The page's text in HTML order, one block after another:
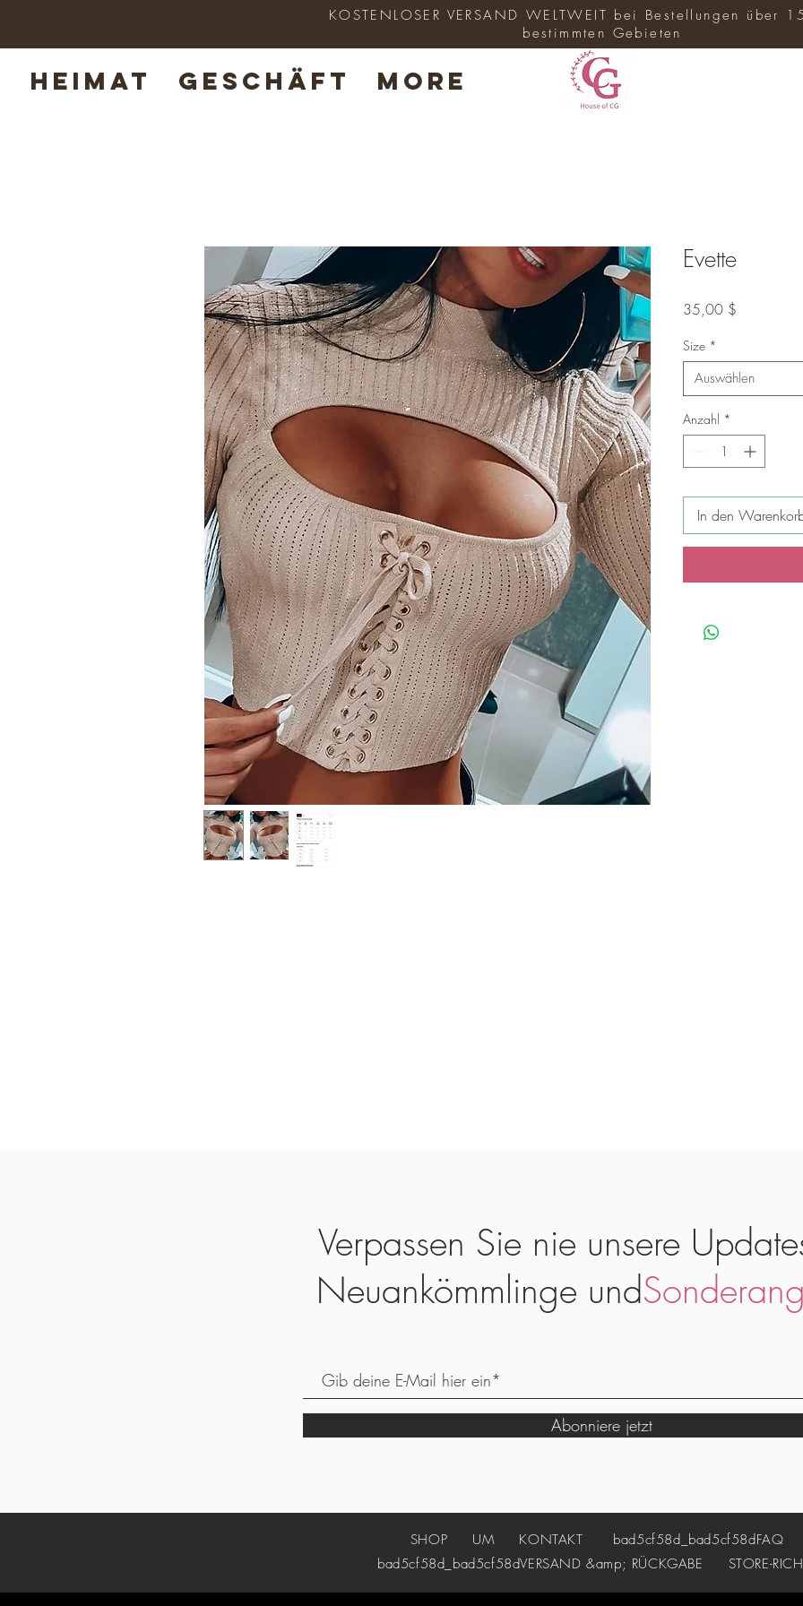
HEIMAT GESCHÄFT More
KOSTENLOSER VERSAND WELTWEIT bei Bestellungen über
bestimmten Gebieten
Evette
35,00 $
Size *
Auswählen
Anzahl *
In den
Verpassen Sie nie unsere
Neuankömmlinge und
Abonniere jetzt
SHOP UM KONTAKT bad5cf58d_bad5cf58dFAQ
bad5cf58d_bad5cf58dVERSAND &amp; RÜCKGABE STORE-